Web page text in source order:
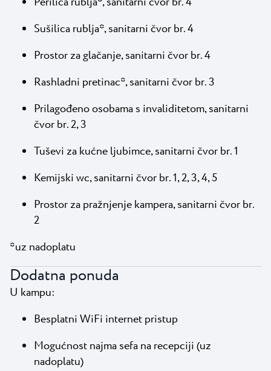
Sušilica rublja*, sanitarni čvor br. 4
Prostor za glačanje, sanitarni čvor br. 4
Rashladni pretinac*, sanitarni čvor br. 3
Prilagođeno osobama s invaliditetom, sanitarni
čvor br. 2, 3
Tuševi za kućne ljubimce, sanitarni čvor br. 1
Kemijski wc, sanitarni čvor br. 1, 2, 3, 4, 5
Prostor za pražnjenje kampera, sanitarni čvor br.
2
*uz nadoplatu
Dodatna ponuda
U kampu:
Besplatni WiFi internet pristup
Mogućnost najma sefa na recepciji (uz
nadoplatu)